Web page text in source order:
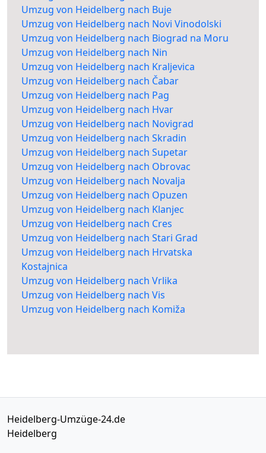
Umzug von Heidelberg nach Buje
Umzug von Heidelberg nach Novi Vinodolski
Umzug von Heidelberg nach Biograd na Moru
Umzug von Heidelberg nach Nin
Umzug von Heidelberg nach Kraljevica
Umzug von Heidelberg nach Čabar
Umzug von Heidelberg nach Pag
Umzug von Heidelberg nach Hvar
Umzug von Heidelberg nach Novigrad
Umzug von Heidelberg nach Skradin
Umzug von Heidelberg nach Supetar
Umzug von Heidelberg nach Obrovac
Umzug von Heidelberg nach Novalja
Umzug von Heidelberg nach Opuzen
Umzug von Heidelberg nach Klanjec
Umzug von Heidelberg nach Cres
Umzug von Heidelberg nach Stari Grad
Umzug von Heidelberg nach Hrvatska
Kostajnica
Umzug von Heidelberg nach Vrlika
Umzug von Heidelberg nach Vis
Umzug von Heidelberg nach Komiža
Heidelberg-Umzüge-24.de
Heidelberg